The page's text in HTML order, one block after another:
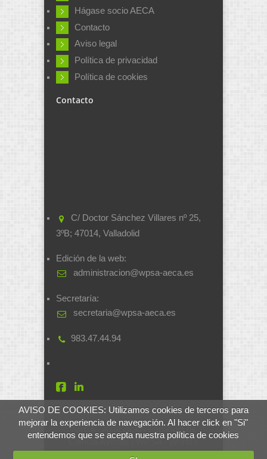
AVISO DE COOKIES: Utilizamos cookies de terceros para
mejorar la experiencia de navegación. Al hacer click en "Si"
entendemos que se acepta nuestra política de cookies
Hágase socio AECA
Contacto
Aviso legal
Política de privacidad
Política de cookies
Contacto
C/ Doctor Sánchez Villares nº 25,
3ºB; 47014, Valladolid
Edición de la web:
administracion@wpsa-aeca.es
Secretaría:
secretaria@wpsa-aeca.es
983.47.44.94
AECA - Asociación Española de
Ciencia Avícola | WPSA - World's
Poultry Science Association